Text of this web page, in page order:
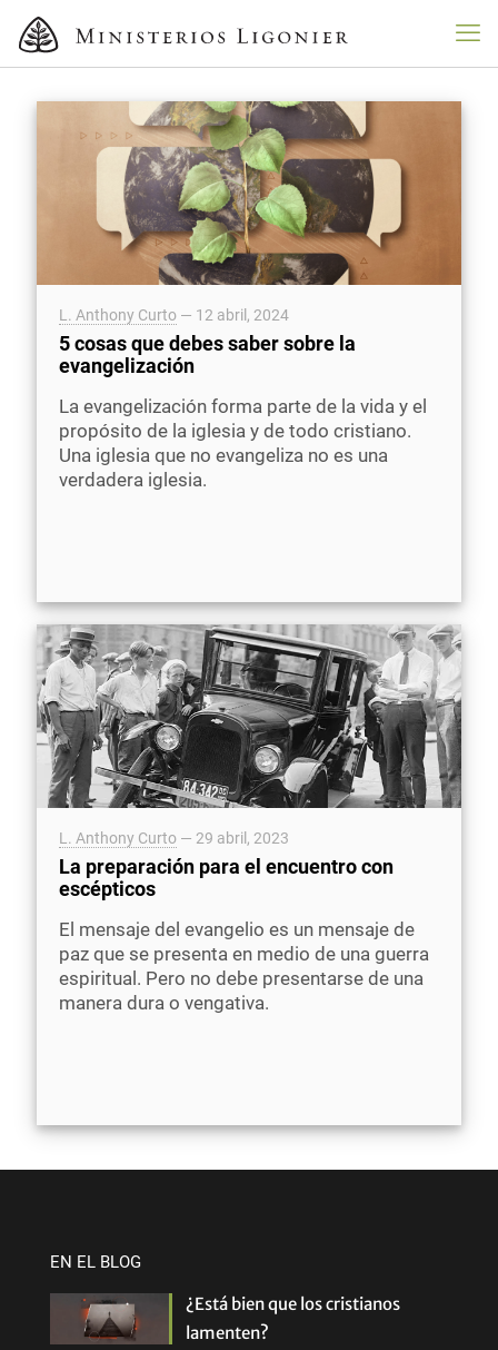
L. Anthony Curto — 12 abril, 2024
5 cosas que debes saber sobre la
evangelización
La evangelización forma parte de la vida y el
propósito de la iglesia y de todo cristiano.
Una iglesia que no evangeliza no es una
verdadera iglesia.
L. Anthony Curto — 29 abril, 2023
La preparación para el encuentro con
escépticos
El mensaje del evangelio es un mensaje de
paz que se presenta en medio de una guerra
espiritual. Pero no debe presentarse de una
manera dura o vengativa.
EN EL BLOG
¿Está bien que los cristianos
lamenten?